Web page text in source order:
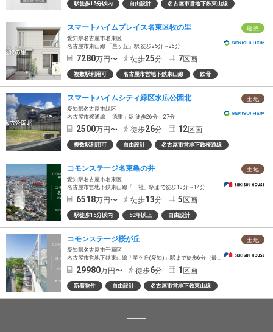
駅徒歩15分以内 自由設計 名古屋市営地下鉄東山線
建 売
スマートハイムプレイス名東区牧の里
愛知県名古屋市名東区
名古屋市東山線 「星ヶ丘」駅 徒歩25分～26分
7280万円〜 徒歩25分 7区画
複数駅利用可 名古屋市営地下鉄東山線 鉄骨
土 地
スマートハイムシティ緑区水広公園北
愛知県名古屋市緑区
名古屋市桜通線 「徳重」駅 徒歩26分～27分
2500万円〜 徒歩26分 12区画
複数駅利用可 自由設計 名古屋市営地下鉄桜通線
土 地
コモンステージ名東亀の井
愛知県名古屋市名東区
名古屋市営地下鉄東山線「一社」駅まで徒歩13分～14分
6518万円〜 徒歩13分 5 区画
駅徒歩15分以内 50坪以上 自由設計
土 地
コモンステージ桜が丘
愛知県名古屋市千種区
名古屋市営地下鉄東山線「星ケ丘(愛知)」駅まで徒歩6分（最長）
29980万円〜 徒歩6分 1 区画
新着物件 自由設計 名古屋市営地下鉄東山線